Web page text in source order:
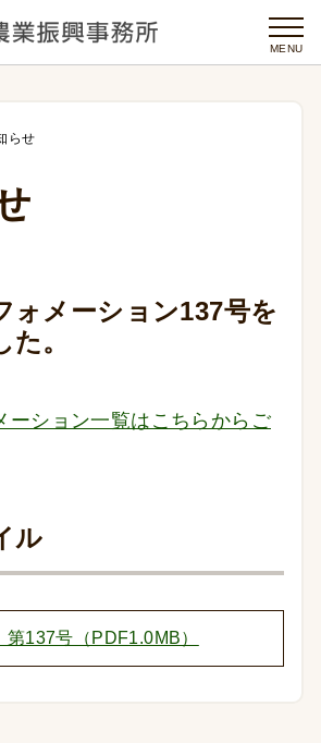
MENU
らせ
ォメーション137号を
。
ーション一覧はこちらからご
ル
第137号（PDF1.0MB）